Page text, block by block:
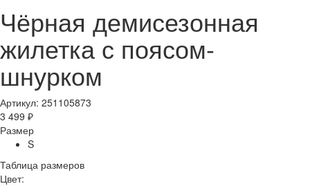
Чёрная демисезонная
жилетка с поясом-
шнурком
Артикул: 251105873
3 499 ₽
Размер
S
Таблица размеров
Цвет: